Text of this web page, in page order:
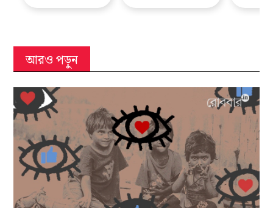
আরও পড়ুন